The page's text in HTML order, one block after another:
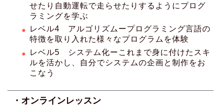
せたり自動運転で走らせたりするようにプログ
ラミングを学ぶ
レベル4 アルゴリズムープログラミング言語の
特徴を取り入れた様々なプログラムを体験
レベル5 システム化ーこれまで身に付けたスキ
ルを活かし、自分でシステムの企画と制作をお
こなう
・オンラインレッスン